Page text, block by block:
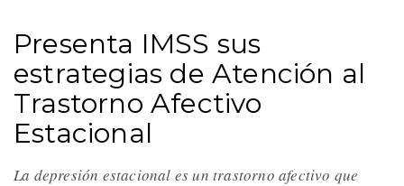
Presenta IMSS sus
estrategias de Atención al
Trastorno Afectivo
Estacional
La depresión estacional es un trastorno afectivo que